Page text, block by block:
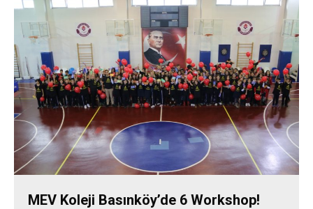
MEV Koleji Basınköy’de 6 Workshop!